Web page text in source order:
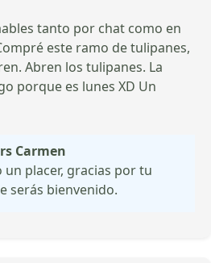
tanto por chat como en
este ramo de tulipanes,
Abren los tulipanes. La
porque es lunes XD Un
Carmen
un placer, gracias por tu
serás bienvenido.